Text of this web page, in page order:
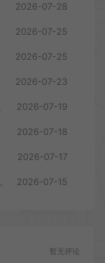
2026-07-28
2026-07-25
2026-07-25
2026-07-23
2026-07-19
2026-07-18
2026-07-17
推理游戏 2026-07-15
暂无评论